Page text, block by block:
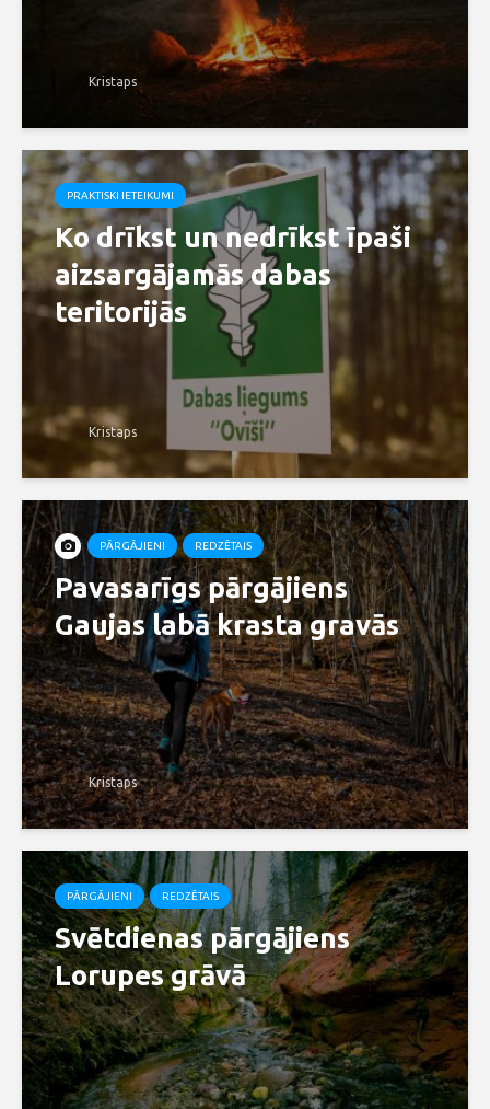
Kristaps
PRAKTISKI IETEIKUMI
Ko drīkst un nedrīkst īpaši
aizsargājamās dabas
teritorijās
Kristaps
PĀRGĀJIENI REDZĒTAIS
Pavasarīgs pārgājiens
Gaujas labā krasta gravās
Kristaps
PĀRGĀJIENI REDZĒTAIS
Svētdienas pārgājiens
Lorupes grāvā